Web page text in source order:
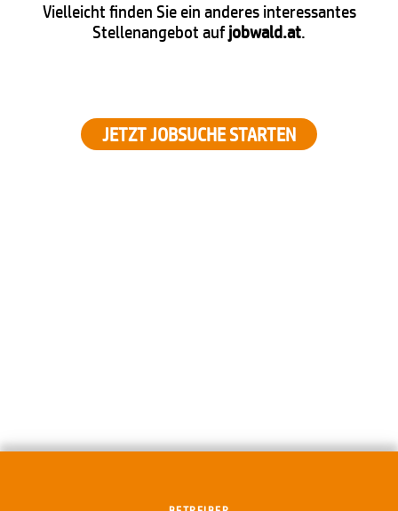
Vielleicht finden Sie ein anderes interessantes
Stellenangebot aufjobwald.at.
JETZT JOBSUCHE STARTEN